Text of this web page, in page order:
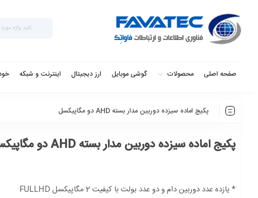
صفحه اصلی محصولات گوشی موبایل ارز دیجیتال اینترنت و شبکه
پکیج اماده سیزده دوربین مدار بسته AHD دو مگاپیکسل
پکیج اماده سیزده دوربین مدار بسته AHD دو مگاپیکسل
* یازده عدد دوربین دام و دو عدد بولت با کیفیت 2 مگاپیکسل FULLHD